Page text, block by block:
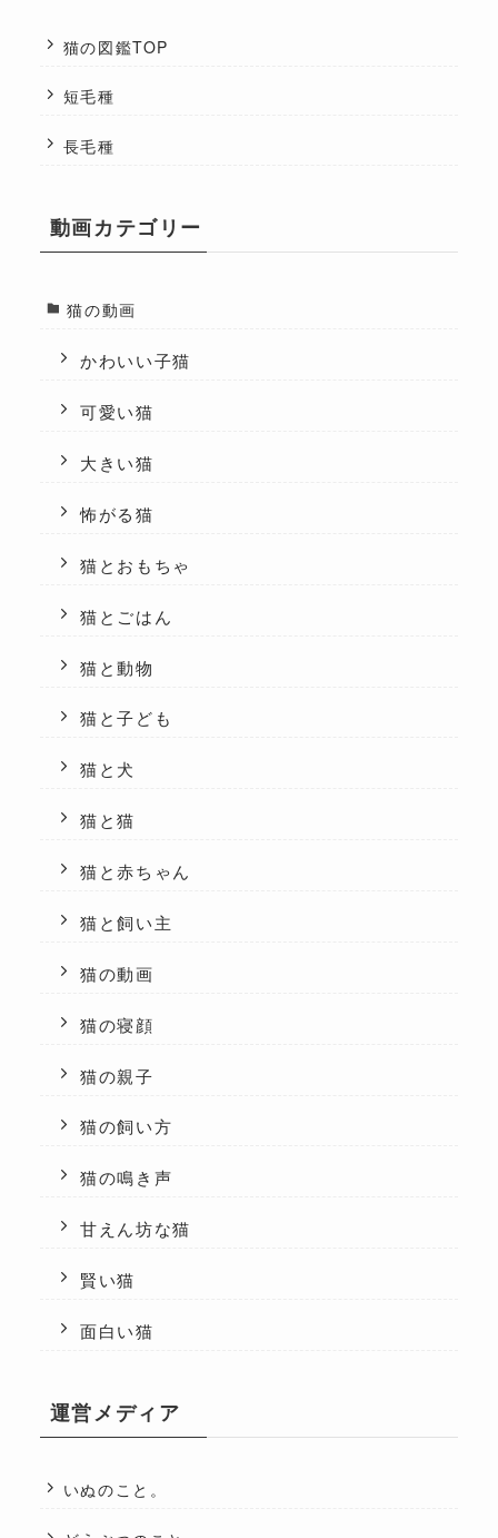
猫の図鑑TOP
短毛種
長毛種
動画カテゴリー
猫の動画
かわいい子猫
可愛い猫
大きい猫
怖がる猫
猫とおもちゃ
猫とごはん
猫と動物
猫と子ども
猫と犬
猫と猫
猫と赤ちゃん
猫と飼い主
猫の動画
猫の寝顔
猫の親子
猫の飼い方
猫の鳴き声
甘えん坊な猫
賢い猫
面白い猫
運営メディア
いぬのこと。